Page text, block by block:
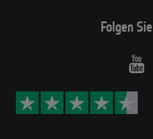
Folgen